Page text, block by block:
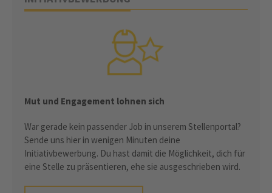
Mut und Engagement lohnen sich
War gerade kein passender Job in unserem Stellenportal?
Sende uns hier in wenigen Minuten deine
Initiativbewerbung. Du hast damit die Möglichkeit, dich für
eine Stelle zu präsentieren, ehe sie ausgeschrieben wird.